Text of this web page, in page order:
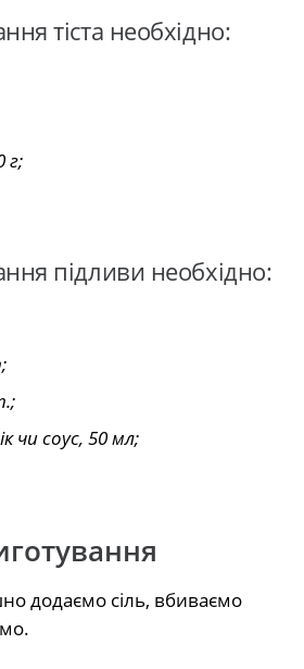
тіста необхідно:
г;
підливи необхідно:
чи соус, 50 мл;
додаємо сіль, вбиваємо